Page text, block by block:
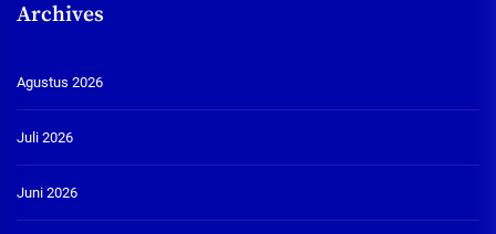
Archives
Agustus 2026
Juli 2026
Juni 2026